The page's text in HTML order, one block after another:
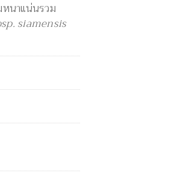
หนาแน่นรวม
siamensis